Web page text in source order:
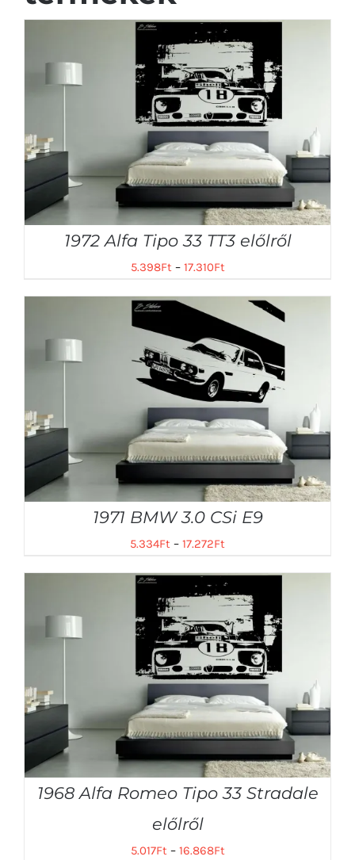
1972 Alfa Tipo 33 TT3 előlről
5.398Ft– 17.310Ft
1971 BMW 3.0 CSi E9
5.334Ft – 17.272Ft
1968 Alfa Romeo Tipo 33 Stradale
előlről
5.017Ft– 16.868Ft